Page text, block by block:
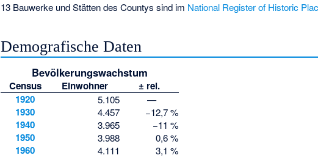
13 Bauwerke und Stätten des Countys sind im National Register of Historic
Demografische Daten
Bevölkerungswachstum
Census Einwohner
± rel.
1920
5.105 —
1930 4.457 −12,7 %
1940 3.965 −11 %
1950 3.988 0,6 %
1960 4.111 3,1 %